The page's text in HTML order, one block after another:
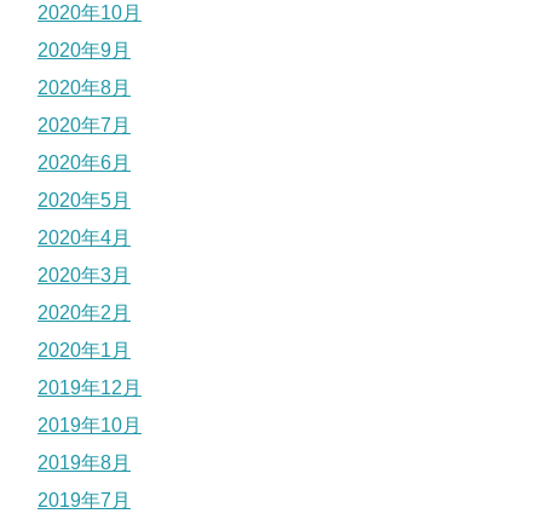
2020年10月
2020年9月
2020年8月
2020年7月
2020年6月
2020年5月
2020年4月
2020年3月
2020年2月
2020年1月
2019年12月
2019年10月
2019年8月
2019年7月